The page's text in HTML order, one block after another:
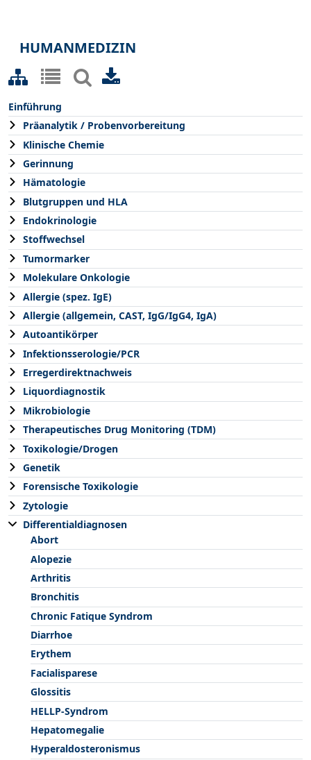
HUMANMEDIZIN
Einführung
Präanalytik / Probenvorbereitung
Klinische Chemie
Gerinnung
Hämatologie
Blutgruppen und HLA
Endokrinologie
Stoffwechsel
Tumormarker
Molekulare Onkologie
Allergie (spez. IgE)
Allergie (allgemein, CAST, IgG/IgG4, IgA)
Autoantikörper
Infektionsserologie/PCR
Erregerdirektnachweis
Liquordiagnostik
Mikrobiologie
Therapeutisches Drug Monitoring (TDM)
Toxikologie/Drogen
Genetik
Forensische Toxikologie
Zytologie
Differentialdiagnosen
Abort
Alopezie
Arthritis
Bronchitis
Chronic Fatique Syndrom
Diarrhoe
Erythem
Facialisparese
Glossitis
HELLP-Syndrom
Hepatomegalie
Hyperaldosteronismus